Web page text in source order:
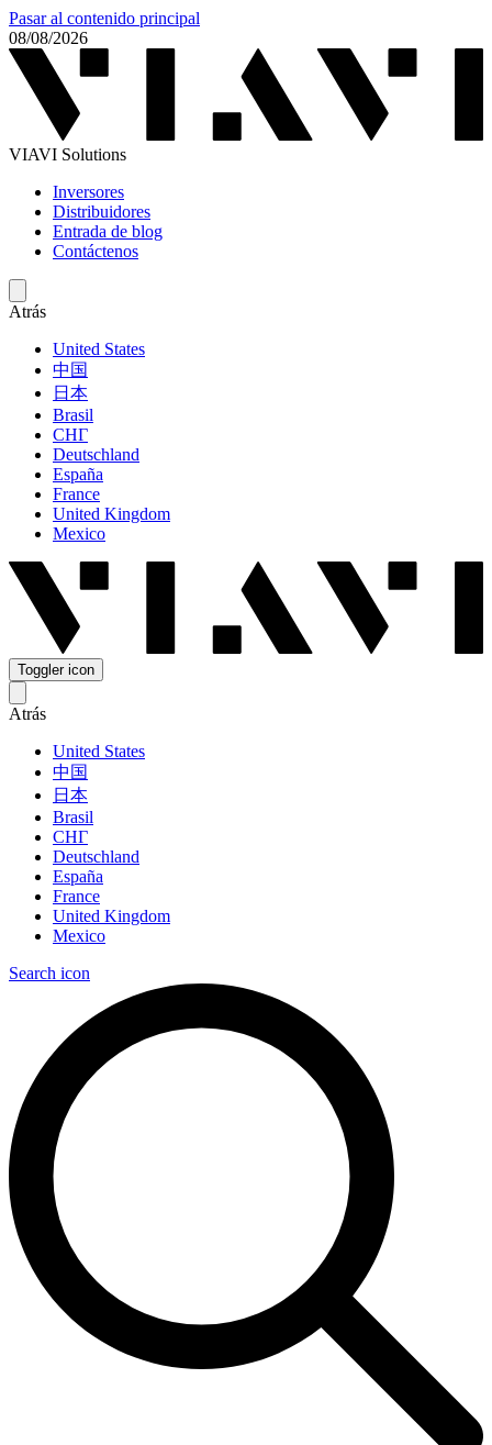
Pasar al contenido principal
08/08/2026
VIAVI Solutions
Inversores
Distribuidores
Entrada de blog
Contáctenos
Atrás
United States
中国
日本
Brasil
СНГ
Deutschland
España
France
United Kingdom
Mexico
Toggler icon
Atrás
United States
中国
日本
Brasil
СНГ
Deutschland
España
France
United Kingdom
Mexico
Search icon